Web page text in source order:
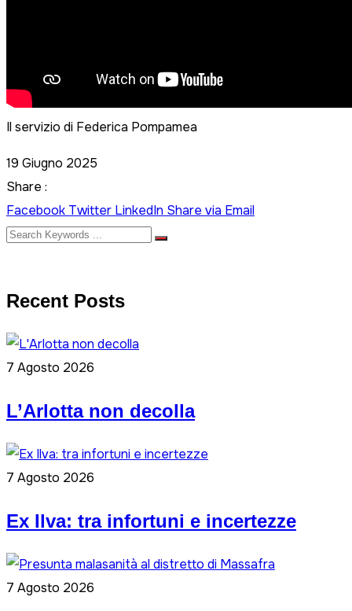
Il servizio di Federica Pompamea
19 Giugno 2025
Share :
Facebook Twitter LinkedIn Share via Email
Recent Posts
7 Agosto 2026
L’Arlotta non decolla
7 Agosto 2026
Ex Ilva: tra infortuni e incertezze
7 Agosto 2026